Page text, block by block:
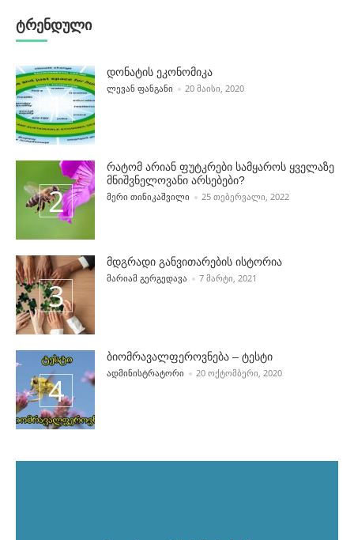
ტრენდული
დონატის ეკონომიკა
POSTED BY
ᲚᲔᲕᲐᲜ ᲤᲐᲜᲒᲐᲜᲘ 20 ᲛᲐᲘᲡᲘ, 2020
რატომ არიან ფუტკრები სამყაროს ყველაზე
მნიშვნელოვანი არსებები?
POSTED BY
ᲛᲔᲠᲘ ᲗᲘᲜᲘᲙᲐᲨᲕᲘᲚᲘ 25 ᲗᲔᲑᲔᲠᲕᲐᲚᲘ, 2022
მდგრადი განვითარების ისტორია
POSTED BY
ᲛᲐᲠᲘᲐᲛ ᲒᲔᲠᲒᲔᲓᲐᲕᲐ 7 ᲛᲐᲠᲢᲘ, 2021
ბიომრავალფეროვნება – ტესტი
POSTED BY
ᲐᲓᲛᲘᲜᲘᲡᲢᲠᲐᲢᲝᲠᲘ 20 ᲝᲥᲢᲝᲛᲑᲔᲠᲘ, 2020